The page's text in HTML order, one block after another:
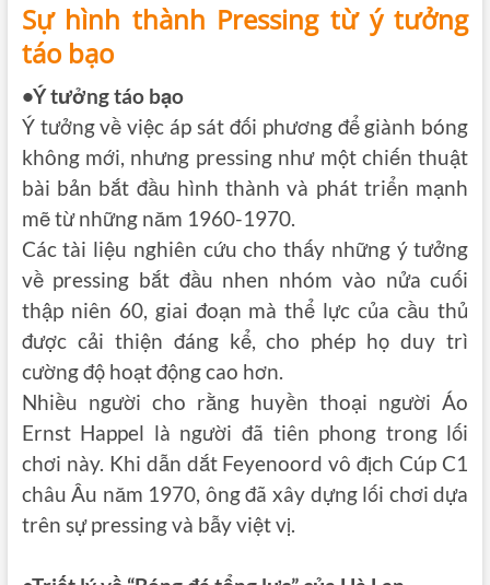
Sự hình thành Pressing từ ý tưởng
táo bạo
•Ý tưởng táo bạo
Ý tưởng về việc áp sát đối phươngđể giành bóng
không mới, nhưng pressing như một chiến thuật
bài bản bắt đầu hình thành và phát triển mạnh
mẽ từ những năm 1960-1970.
Các tài liệu nghiên cứu cho thấy những ý tưởng
về pressing bắt đầu nhen nhóm vào nửa cuối
thập niên 60, giai đoạn mà thể lực của cầu thủ
được cải thiện đáng kể, cho phép họ duy trì
cường độ hoạt động cao hơn.
Nhiều người cho rằng huyền thoại người Áo
Ernst Happel là người đã tiên phong trong lối
chơi này. Khi dẫn dắt Feyenoord vô địch Cúp C1
châu Âu năm 1970, ông đã xây dựng lối chơi dựa
trên sự pressing và bẫy việt vị.